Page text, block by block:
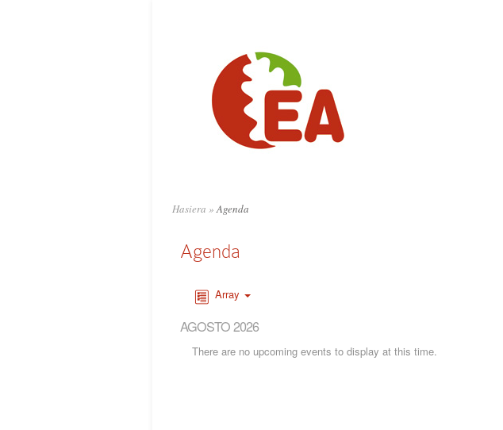
Hasiera »Agenda
Agenda
Array
AGOSTO 2026
There are no upcoming events to display at this time.